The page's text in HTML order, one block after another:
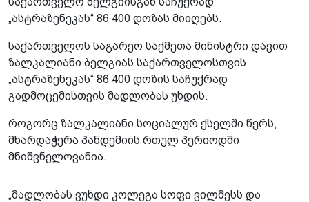
„ასტრაზენეკას“ 86 400 დოზას მიიღებს.
საქართველოს საგარეო საქმეთა მინისტრი დავით
ზალკალიანი ბელგიას საქართველოსთვის
„ასტრაზენეკას“ 86 400 დოზის საჩუქრად
გადმოცემისთვის მადლობას უხდის.
როგორც ზალკალიანი სოციალურ ქსელში წერს,
მხარდაჭერა პანდემიის რთულ პერიოდში
მნიშვნელოვანია.
„მადლობას ვუხდი კოლეგა სოფი ვილმესს და